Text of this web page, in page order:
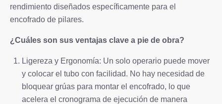
rendimiento diseñados específicamente para el
encofrado de pilares.
¿Cuáles son sus ventajas clave a pie de obra?
Ligereza y Ergonomía: Un solo operario puede mover
y colocar el tubo con facilidad. No hay necesidad de
bloquear grúas para montar el encofrado, lo que
acelera el cronograma de ejecución de manera